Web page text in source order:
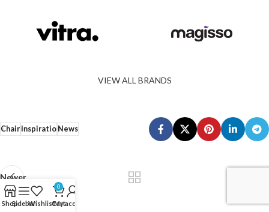
VIEW ALL BRANDS
ChairInspiratioNews
Newer
ShopSidebarWishlist
0
Cart
My account